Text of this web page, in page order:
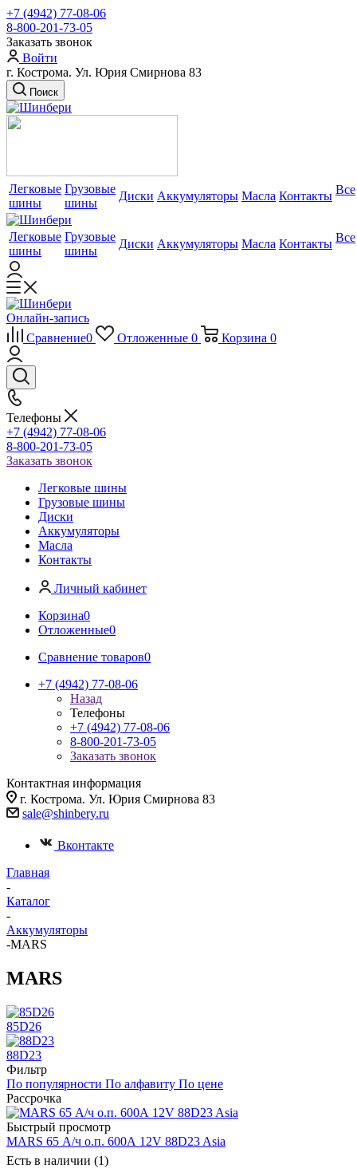
+7 (4942) 77-08-06
8-800-201-73-05
Заказать звонок
Войти
г. Кострома. Ул. Юрия Смирнова 83
Поиск
Легковые
шины
Грузовые
шины
Диски Аккумуляторы Масла Контакты Все
Легковые
шины
Грузовые
шины
Диски Аккумуляторы Масла Контакты Все
Онлайн-запись
Сравнение0 Отложенные 0 Корзина 0
Телефоны
+7 (4942) 77-08-06
8-800-201-73-05
Заказать звонок
Легковые шины
Грузовые шины
Диски
Аккумуляторы
Масла
Контакты
Личный кабинет
Корзина0
Отложенные0
Сравнение товаров0
+7 (4942) 77-08-06
Назад
Телефоны
+7 (4942) 77-08-06
8-800-201-73-05
Заказать звонок
Контактная информация
г. Кострома. Ул. Юрия Смирнова 83
sale@shinbery.ru
Вконтакте
Главная
-
Каталог
-
Аккумуляторы
-MARS
MARS
85D26
88D23
Фильтр
По популярности По алфавиту По цене
Рассрочка
Быстрый просмотр
MARS 65 А/ч о.п. 600А 12V 88D23 Asia
Есть в наличии (1)